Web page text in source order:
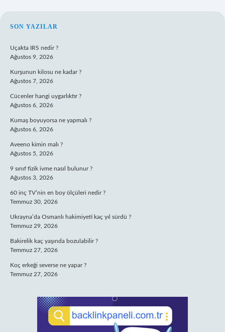
SIDEBAR
SON YAZILAR
Uçakta IRS nedir ?
Ağustos 9, 2026
Kurşunun kilosu ne kadar ?
Ağustos 7, 2026
Cücenler hangi uygarlıktır ?
Ağustos 6, 2026
Kumaş boyuyorsa ne yapmalı ?
Ağustos 6, 2026
Aveeno kimin malı ?
Ağustos 5, 2026
9 sınıf fizik ivme nasıl bulunur ?
Ağustos 3, 2026
60 inç TV’nin en boy ölçüleri nedir ?
Temmuz 30, 2026
Ukrayna’da Osmanlı hakimiyeti kaç yıl sürdü ?
Temmuz 29, 2026
Bakirelik kaç yaşında bozulabilir ?
Temmuz 27, 2026
Koç erkeği severse ne yapar ?
Temmuz 27, 2026